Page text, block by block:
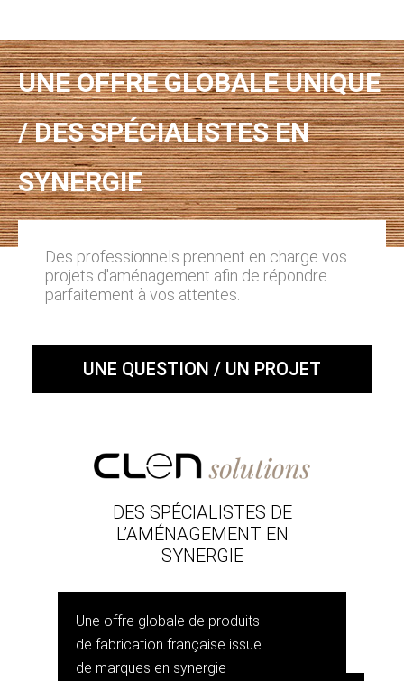
UNE OFFRE GLOBALE UNIQUE
/ DES SPÉCIALISTES EN
SYNERGIE
Des professionnels prennent en charge vos
projets d'aménagement afin de répondre
parfaitement à vos attentes.
UNE QUESTION / UN PROJET
DES SPÉCIALISTES DE
L’AMÉNAGEMENT EN
SYNERGIE
Une offre globale de produits
de fabrication française issue
de marques en synergie